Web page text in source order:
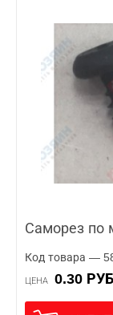
Саморез по
Код товара —
ЦЕНА 0.30